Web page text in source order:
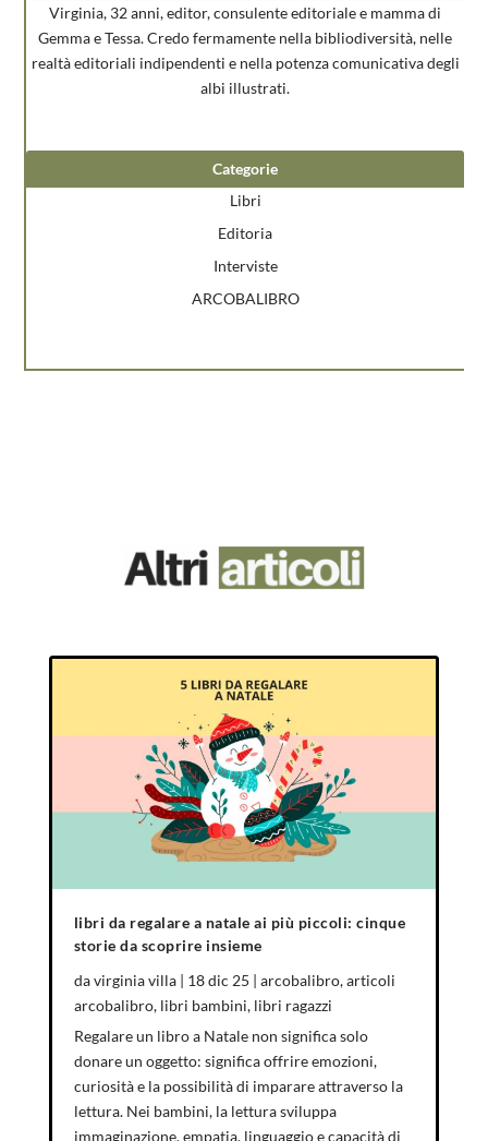
Virginia, 32 anni, editor, consulente editoriale e mamma di
Gemma e Tessa. Credo fermamente nella bibliodiversità, nelle
realtà editoriali indipendenti e nella potenza comunicativa degli
albi illustrati.
Categorie
Libri
Editoria
Interviste
ARCOBALIBRO
libri da regalare a natale ai più piccoli: cinque
storie da scoprire insieme
davirginia villa| 18 dic 25 | arcobalibro,articoli
arcobalibro, libri bambini, libri ragazzi
Regalare un libro a Natale non significa solo
donare un oggetto: significa offrire emozioni,
curiosità e la possibilità di imparare attraverso la
lettura. Nei bambini, la lettura sviluppa
immaginazione, empatia, linguaggio e capacità di